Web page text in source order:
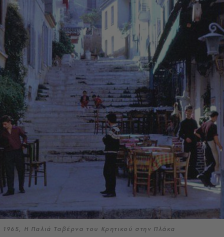
1965, Η Παλιά Ταβέρνα του Κρητικού στην Πλάκα